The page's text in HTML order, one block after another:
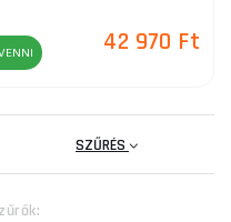
42 970 Ft
SZŰRÉS